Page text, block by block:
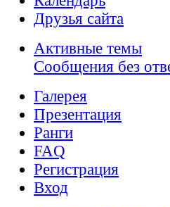
Друзья сайта
Активные темы
Сообщения без
Галерея
Презентация
Ранги
FAQ
Регистрация
Вход